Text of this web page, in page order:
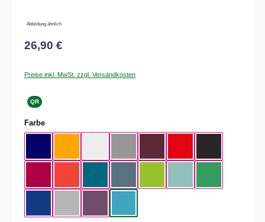
Abbildung ähnlich
26,90 €
Preise inkl. MwSt. zzgl. Versandkosten
QR
Farbeauswählen